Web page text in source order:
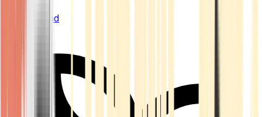
Live Bestand